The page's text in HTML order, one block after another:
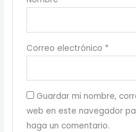
Correo electrónico *
Guardar mi nombre,
web en este navegador
haga un comentario.